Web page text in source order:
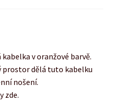
v oranžové barvě.
prostor dělá tuto kabelku
nošení.
zde.